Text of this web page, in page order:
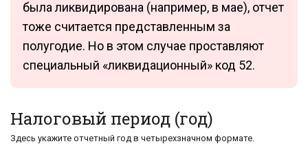
была ликвидирована (например, в мае), отчет
тоже считается представленным за
полугодие. Но в этом случае проставляют
специальный «ликвидационный» код 52.
Налоговый период (год)
Здесь укажите отчетный год в четырехзначном формате.